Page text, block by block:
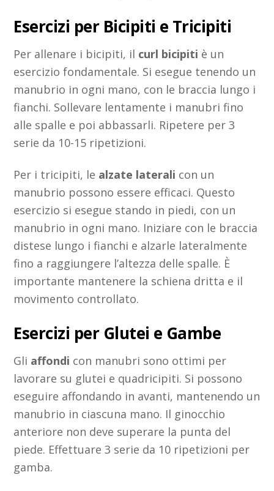
Esercizi per Bicipiti e Tricipiti
Per allenare i bicipiti, il curl bicipiti è un
esercizio fondamentale. Si esegue tenendo un
manubrio in ogni mano, con le braccia lungo i
fianchi. Sollevare lentamente i manubri fino
alle spalle e poi abbassarli. Ripetere per 3
serie da 10-15 ripetizioni.
Per i tricipiti, le alzate laterali con un
manubrio possono essere efficaci. Questo
esercizio si esegue stando in piedi, con un
manubrio in ogni mano. Iniziare con le braccia
distese lungo i fianchi e alzarle lateralmente
fino a raggiungere l’altezza delle spalle. È
importante mantenere la schiena dritta e il
movimento controllato.
Esercizi per Glutei e Gambe
Gli affondi con manubri sono ottimi per
lavorare su glutei e quadricipiti. Si possono
eseguire affondando in avanti, mantenendo un
manubrio in ciascuna mano. Il ginocchio
anteriore non deve superare la punta del
piede. Effettuare 3 serie da 10 ripetizioni per
gamba.